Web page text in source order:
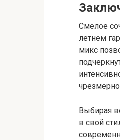
Смелое
летнем
микс
Выбирая
в свой